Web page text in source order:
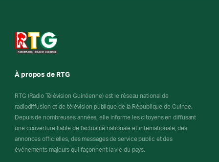
À propos de RTG
RTG (Radio Télévision Guinéenne) est le réseau national de
radiodiffusion et de télévision publique de la République de Guinée.
Depuis de nombreuses années, elle informe les citoyens en diffusant
une couverture fiable de l'actualité nationale et internationale, des
annonces officielles, des messages de service public et des
événements majeurs qui façonnent la vie du pays.